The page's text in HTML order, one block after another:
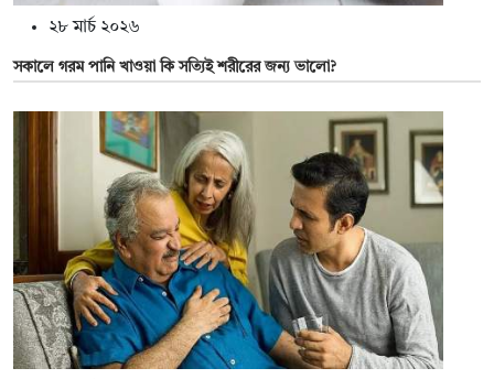
২৮ মার্চ ২০২৬
সকালে গরম পানি খাওয়া কি সত্যিই শরীরের জন্য ভালো?